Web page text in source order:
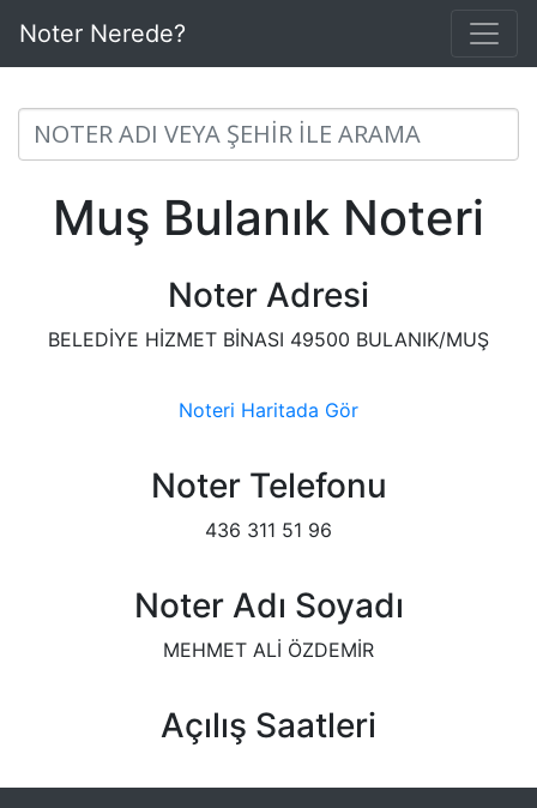
Noter Nerede?
Muş Bulanık Noteri
Noter Adresi
BELEDİYE HİZMET BİNASI 49500 BULANIK/MUŞ
Noteri Haritada Gör
Noter Telefonu
436 311 51 96
Noter Adı Soyadı
MEHMET ALİ ÖZDEMİR
Açılış Saatleri